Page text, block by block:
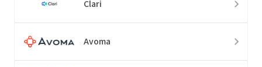
Clari
Avoma